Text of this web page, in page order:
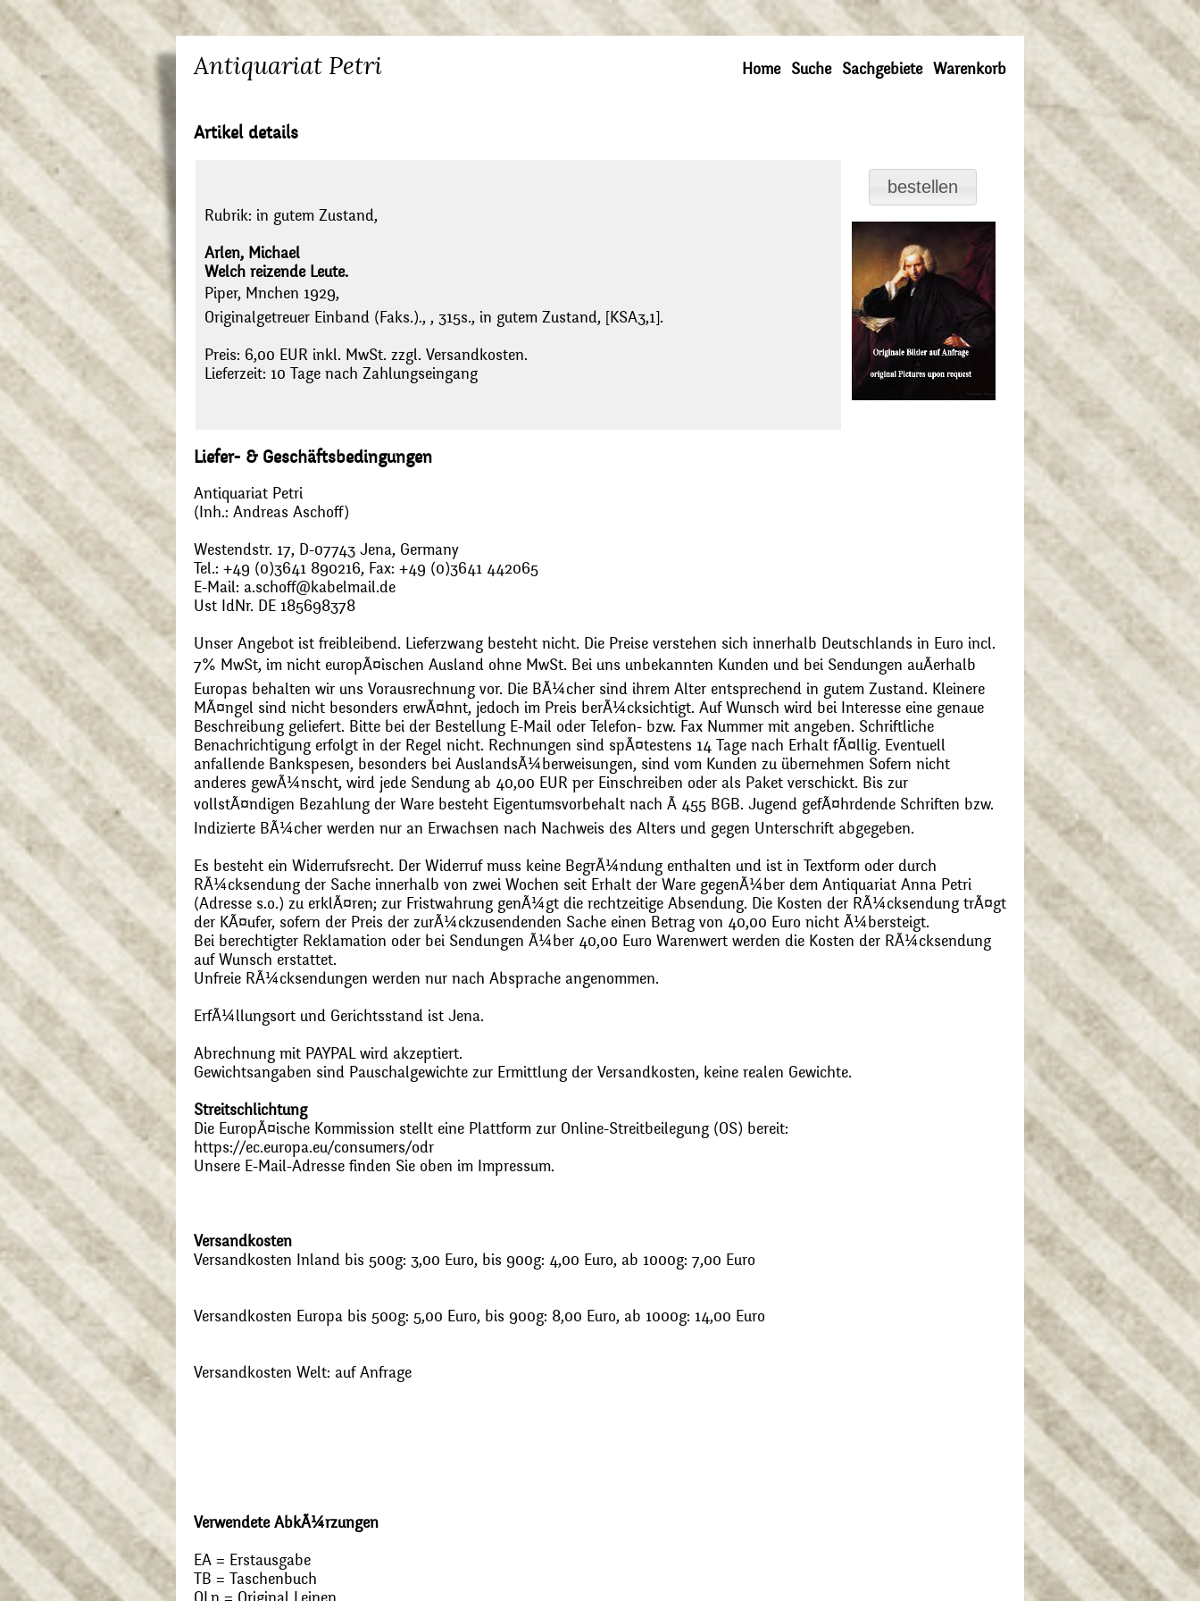
Antiquariat Petri Home Suche Sachgebiete Warenkorb
Artikel details
Rubrik: in gutem Zustand,
Arlen, Michael
Welch reizende Leute.
Piper, Mnchen 1929,
Originalgetreuer Einband (Faks.)., , 315s., in gutem Zustand, [KSA3,1].
Preis: 6,00 EUR inkl. MwSt. zzgl. Versandkosten.
Lieferzeit: 10 Tage nach Zahlungseingang
Liefer- & Geschäftsbedingungen
Antiquariat Petri
(Inh.: Andreas Aschoff)
Westendstr. 17, D-07743 Jena, Germany
Tel.: +49 (0)3641 890216, Fax: +49 (0)3641 442065
E-Mail: a.schoff@kabelmail.de
Ust IdNr. DE 185698378
Unser Angebot ist freibleibend. Lieferzwang besteht nicht. Die Preise verstehen sich innerhalb Deutschlands in Euro incl.
7% MwSt, im nicht europÃ¤ischen Ausland ohne MwSt. Bei uns unbekannten Kunden und bei Sendungen auÃerhalb
Europas behalten wir uns Vorausrechnung vor. Die BÃ¼cher sind ihrem Alter entsprechend in gutem Zustand. Kleinere
MÃ¤ngel sind nicht besonders erwÃ¤hnt, jedoch im Preis berÃ¼cksichtigt. Auf Wunsch wird bei Interesse eine genaue
Beschreibung geliefert. Bitte bei der Bestellung E-Mail oder Telefon- bzw. Fax Nummer mit angeben. Schriftliche
Benachrichtigung erfolgt in der Regel nicht. Rechnungen sind spÃ¤testens 14 Tage nach Erhalt fÃ¤llig. Eventuell
anfallende Bankspesen, besonders bei AuslandsÃ¼berweisungen, sind vom Kunden zu übernehmen Sofern nicht
anderes gewÃ¼nscht, wird jede Sendung ab 40,00 EUR per Einschreiben oder als Paket verschickt. Bis zur
vollstÃ¤ndigen Bezahlung der Ware besteht Eigentumsvorbehalt nach Ã 455 BGB. Jugend gefÃ¤hrdende Schriften bzw.
Indizierte BÃ¼cher werden nur an Erwachsen nach Nachweis des Alters und gegen Unterschrift abgegeben.
Es besteht ein Widerrufsrecht. Der Widerruf muss keine BegrÃ¼ndung enthalten und ist in Textform oder durch
RÃ¼cksendung der Sache innerhalb von zwei Wochen seit Erhalt der Ware gegenÃ¼ber dem Antiquariat Anna Petri
(Adresse s.o.) zu erklÃ¤ren; zur Fristwahrung genÃ¼gt die rechtzeitige Absendung. Die Kosten der RÃ¼cksendung trÃ¤gt
der KÃ¤ufer, sofern der Preis der zurÃ¼ckzusendenden Sache einen Betrag von 40,00 Euro nicht Ã¼bersteigt.
Bei berechtigter Reklamation oder bei Sendungen Ã¼ber 40,00 Euro Warenwert werden die Kosten der RÃ¼cksendung
auf Wunsch erstattet.
Unfreie RÃ¼cksendungen werden nur nach Absprache angenommen.
ErfÃ¼llungsort und Gerichtsstand ist Jena.
Abrechnung mit PAYPAL wird akzeptiert.
Gewichtsangaben sind Pauschalgewichte zur Ermittlung der Versandkosten, keine realen Gewichte.
Streitschlichtung
Die EuropÃ¤ische Kommission stellt eine Plattform zur Online-Streitbeilegung (OS) bereit:
https://ec.europa.eu/consumers/odr
Unsere E-Mail-Adresse finden Sie oben im Impressum.
Versandkosten
Versandkosten Inland bis 500g: 3,00 Euro, bis 900g: 4,00 Euro, ab 1000g: 7,00 Euro
Versandkosten Europa bis 500g: 5,00 Euro, bis 900g: 8,00 Euro, ab 1000g: 14,00 Euro
Versandkosten Welt: auf Anfrage
Verwendete AbkÃ¼rzungen
EA = Erstausgabe
TB = Taschenbuch